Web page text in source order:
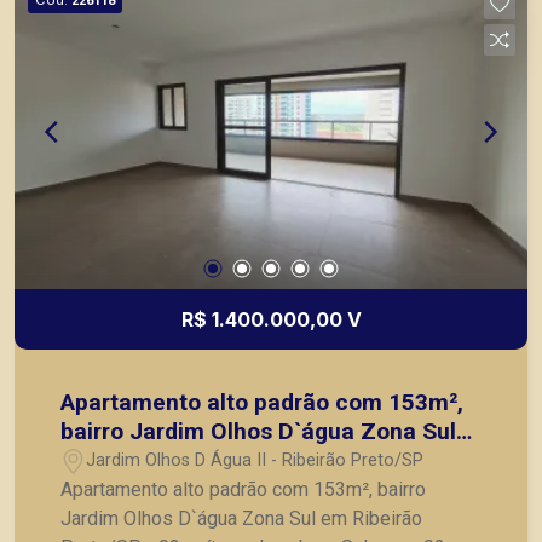
R$ 1.400.000,00 V
Apartamento alto padrão com 153m²,
bairro Jardim Olhos D`água Zona Sul
em Ribeirão Preto/SP.
Jardim Olhos D Água II - Ribeirão Preto/SP
Apartamento alto padrão com 153m², bairro
Jardim Olhos D`água Zona Sul em Ribeirão